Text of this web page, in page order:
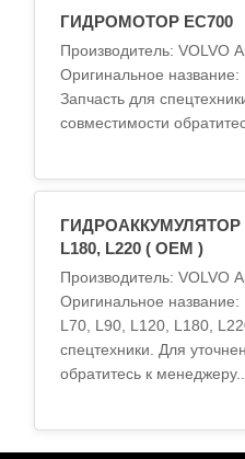
ГИДРОМОТОР EC700
Производитель: VOLVO
Оригинальное
Запчасть для
совместимости
ГИДРОАККУМУЛЯТОР
L180, L220 ( OEM )
Производитель: VOLVO
Оригинальное название:
L70, L90, L120, L180, L220 ( OEM )
спецтехники. Для
обратитесь к менеджеру...